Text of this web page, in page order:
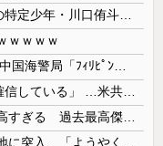
ｗｗｗｗ